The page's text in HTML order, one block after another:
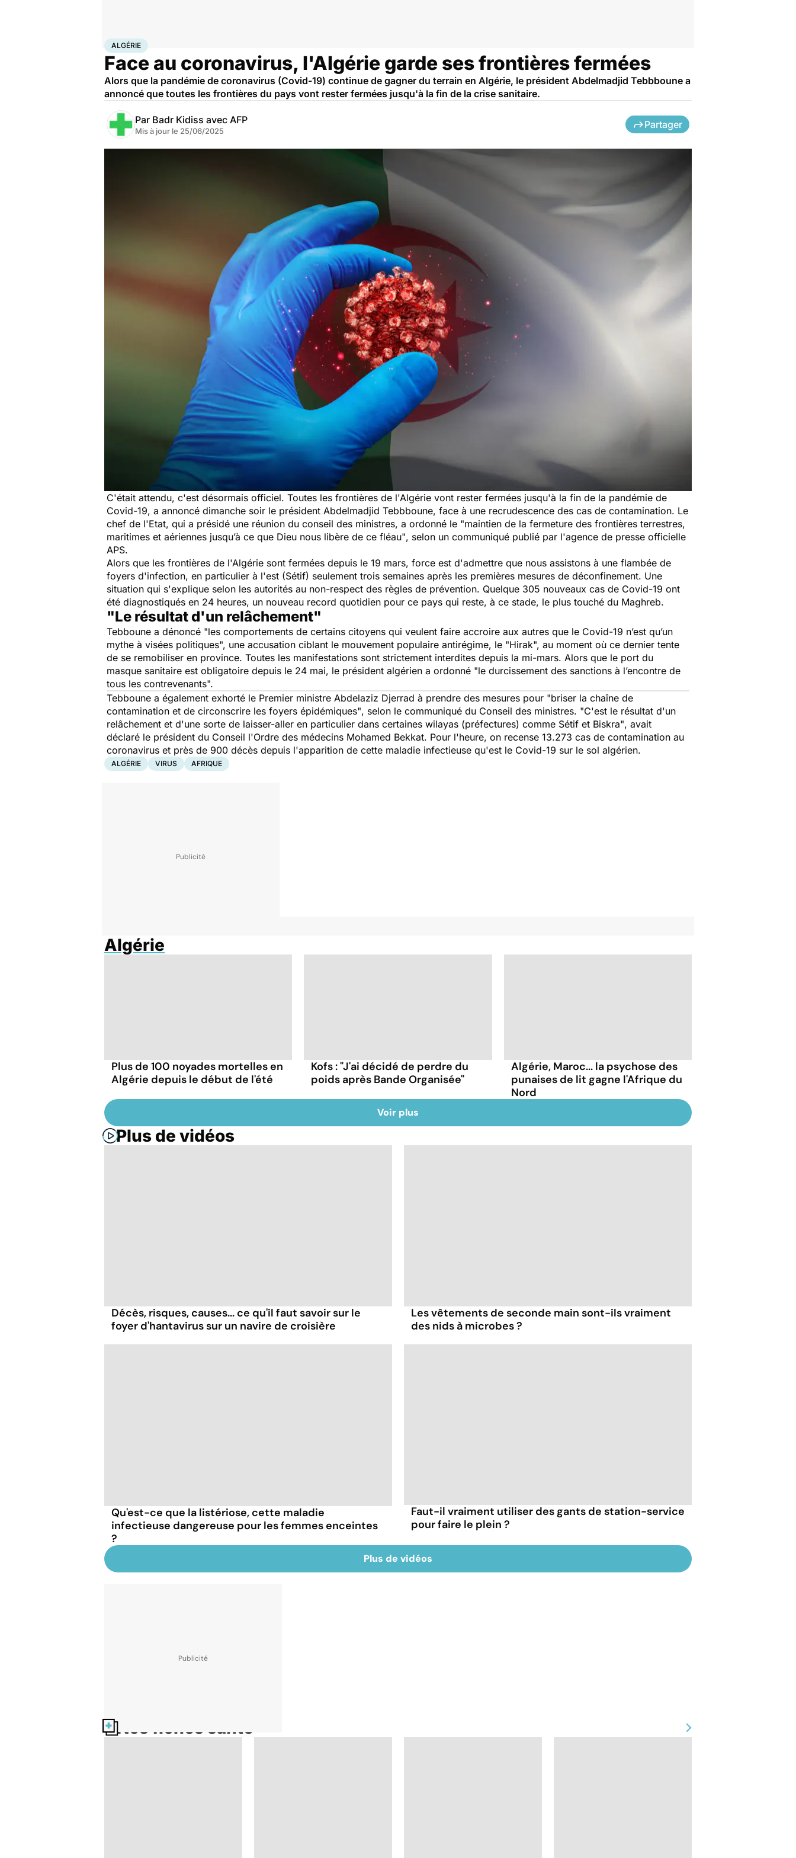
AccueilSanté
ALGÉRIE
Face au coronavirus, l'Algérie garde ses frontières fermées
Alors que la pandémie de coronavirus (Covid-19) continue de gagner du terrain en Algérie, le président Abdelmadjid Tebbboune a
annoncé que toutes les frontières du pays vont rester fermées jusqu'à la fin de la crise sanitaire.
Par Badr Kidiss avec AFP
Mis à jour le 25/06/2025
Partager
C'était attendu, c'est désormais officiel. Toutes les frontières de l'Algérie vont rester fermées jusqu'à la fin de la pandémie de
Covid-19, a annoncé dimanche soir le président Abdelmadjid Tebbboune, face à une recrudescence des cas de contamination. Le
chef de l'Etat, qui a présidé une réunion du conseil des ministres, a ordonné le "maintien de la fermeture des frontières terrestres,
maritimes et aériennes jusqu’à ce que Dieu nous libère de ce fléau", selon un communiqué publié par l'agence de presse officielle
APS.
Alors que les frontières de l'Algérie sont fermées depuis le 19 mars, force est d'admettre que nous assistons à une flambée de
foyers d'infection, en particulier à l'est (Sétif) seulement trois semaines après les premières mesures de déconfinement. Une
situation qui s'explique selon les autorités au non-respect des règles de prévention. Quelque 305 nouveaux cas de Covid-19 ont
été diagnostiqués en 24 heures, un nouveau record quotidien pour ce pays qui reste, à ce stade, le plus touché du Maghreb.
"Le résultat d'un relâchement"
Tebboune a dénoncé "les comportements de certains citoyens qui veulent faire accroire aux autres que le Covid-19 n’est qu’un
mythe à visées politiques", une accusation ciblant le mouvement populaire antirégime, le "Hirak", au moment où ce dernier tente
de se remobiliser en province. Toutes les manifestations sont strictement interdites depuis la mi-mars. Alors que le port du
masque sanitaire est obligatoire depuis le 24 mai, le président algérien a ordonné "le durcissement des sanctions à l’encontre de
tous les contrevenants".
Tebboune a également exhorté le Premier ministre Abdelaziz Djerrad à prendre des mesures pour "briser la chaîne de
contamination et de circonscrire les foyers épidémiques", selon le communiqué du Conseil des ministres. "C'est le résultat d'un
relâchement et d'une sorte de laisser-aller en particulier dans certaines wilayas (préfectures) comme Sétif et Biskra", avait
déclaré le président du Conseil l'Ordre des médecins Mohamed Bekkat. Pour l'heure, on recense 13.273 cas de contamination au
coronavirus et près de 900 décès depuis l'apparition de cette maladie infectieuse qu'est le Covid-19 sur le sol algérien.
ALGÉRIE VIRUS AFRIQUE
Algérie
Plus de 100 noyades mortelles en
Algérie depuis le début de l'été
Kofs : "J'ai décidé de perdre du
poids après Bande Organisée"
Algérie, Maroc... la psychose des
punaises de lit gagne l'Afrique du
Nord
Voir plus
Plus de vidéos
Décès, risques, causes... ce qu'il faut savoir sur le
foyer d'hantavirus sur un navire de croisière
Les vêtements de seconde main sont-ils vraiment
des nids à microbes ?
Qu'est-ce que la listériose, cette maladie
infectieuse dangereuse pour les femmes enceintes
?
Faut-il vraiment utiliser des gants de station-service
pour faire le plein ?
Plus de vidéos
Nos fiches santé